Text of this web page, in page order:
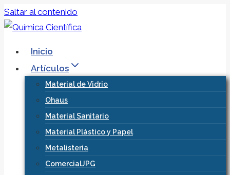
Saltar al contenido
Inicio
Artículos
Material de Vidrio
Ohaus
Material Sanitario
Material Plástico y Papel
Metalistería
ComercialJPG